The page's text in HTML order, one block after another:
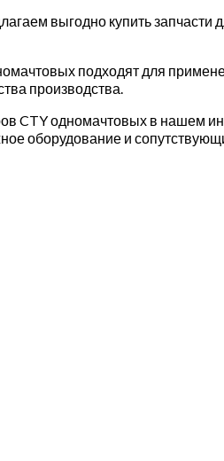
выгодно купить
подходят для
производства.
CTY одномачтовых в нашем
оборудование и